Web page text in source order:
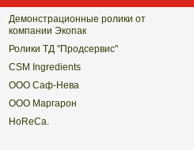
Демонстрационные ролики от
компании Экопак
Ролики ТД "Продсервис"
CSM Ingredients
ООО Саф-Нева
ООО Маргарон
HoReCa.